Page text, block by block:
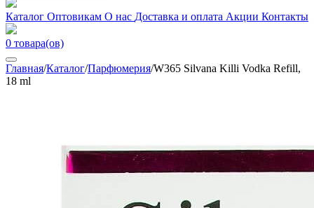
Каталог Оптовикам О нас Доставка и оплата Акции Контакты
0 товара(ов)
Главная/Каталог/Парфюмерия/W365 Silvana Killi Vodka Refill,
18 ml